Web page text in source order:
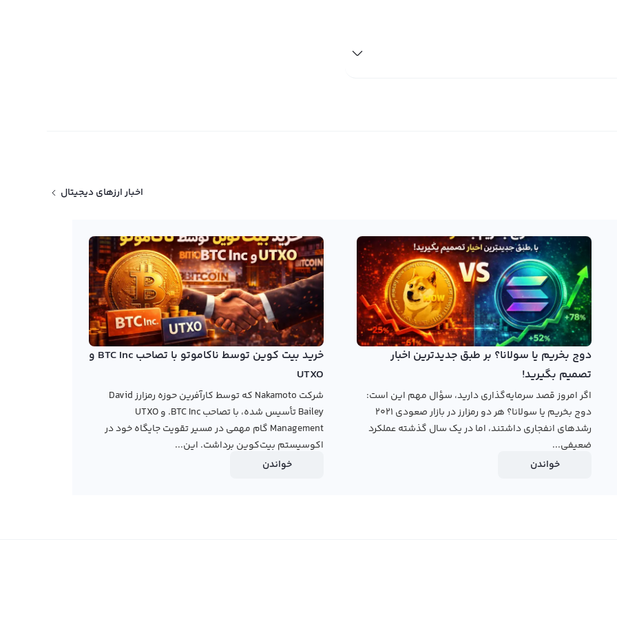
آدیوس یکی از ارزهای دیجیتال نوظهور در بازار است که با نماد AUDIO شناخته می‌شود. این ارز از تکنولوژی بلاکچین
تراکنش‌های سریع و امن را داراست. در حال حاضر خرید و
یک گزینه بسیار جذاب است زیرا قیمت این ارز در طول مدت
بلند مدت و معامله‌گران کوتاه مدت می‌تواند به
استفاده کنید. این صرافی ارز دیجیتال با تکمیل فرایند
حرفه‌ای خود می‌دهد. با استفاده از این پلتفرم شما
یا فروش کنید. همچنین می‌توانید این ارز را به دیگر
خرید و فروش آدیوس در بازار ارزهای دیجیتال می‌تواند به
اخبار ارزهای دیجیتال
دوج بخریم یا سولانا؟ بر طبق جدیدترین اخبار
تصمیم بگیرید!
اگر امروز قصد سرمایه‌گذاری دارید، سؤال مهم این است:
دوج بخریم یا سولانا؟ هر دو رمزارز در بازار صعودی ۲۰۲۱
رشدهای انفجاری داشتند، اما در یک سال گذشته عملکرد
ضعیفی...
خواندن
خرید بیت کوین توسط ناکاموتو با تصاحب BTC Inc و
UTXO
شرکت Nakamoto که توسط کارآفرین حوزه رمزارز David
Bailey تأسیس شده، با تصاحب BTC Inc. و UTXO
Management گام مهمی در مسیر تقویت جایگاه خود در
اکوسیستم بیت‌کوین برداشت. این...
خواندن